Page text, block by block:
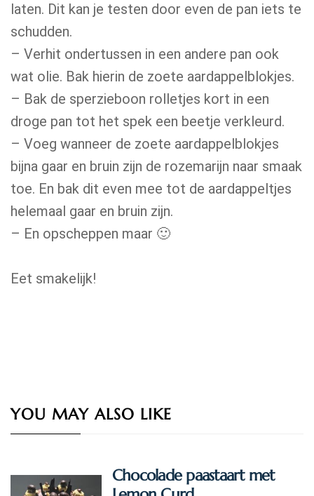
laten. Dit kan je testen door even de pan iets te
schudden.
– Verhit ondertussen in een andere pan ook
wat olie. Bak hierin de zoete aardappelblokjes.
– Bak de sperzieboon rolletjes kort in een
droge pan tot het spek een beetje verkleurd.
– Voeg wanneer de zoete aardappelblokjes
bijna gaar en bruin zijn de rozemarijn naar smaak
toe. En bak dit even mee tot de aardappeltjes
helemaal gaar en bruin zijn.
– En opscheppen maar 🙂
Eet smakelijk!
YOU MAY ALSO LIKE
Chocolade paastaart met